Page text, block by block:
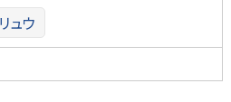
ュウ